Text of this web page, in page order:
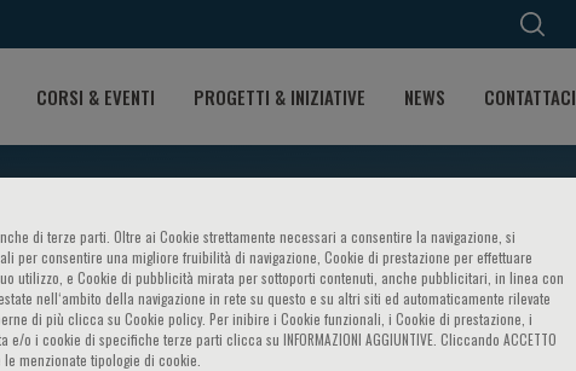
CORSI & EVENTI PROGETTI & INIZIATIVE NEWS CONTATTACI
di terze parti. Oltre ai Cookie strettamente necessari a consentire la navigazione, si
per consentire una migliore fruibilità di navigazione, Cookie di prestazione per effettuare
utilizzo, e Cookie di pubblicità mirata per sottoporti contenuti, anche pubblicitari, in linea con
nell‘ambito della navigazione in rete su questo e su altri siti ed automaticamente rilevate
di più clicca su Cookie policy. Per inibire i Cookie funzionali, i Cookie di prestazione, i
o i cookie di specifiche terze parti clicca su INFORMAZIONI AGGIUNTIVE. Cliccando ACCETTO
menzionate tipologie di cookie.